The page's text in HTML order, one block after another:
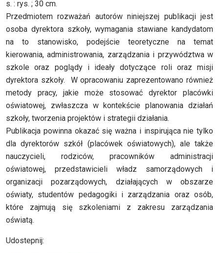
s. : rys. ; 30 cm.
Przedmiotem rozważań autorów niniejszej publikacji jest
osoba dyrektora szkoły, wymagania stawiane kandydatom
na to stanowisko, podejście teoretyczne na temat
kierowania, administrowania, zarządzania i przywództwa w
szkole oraz poglądy i ideały dotyczące roli oraz misji
dyrektora szkoły. W opracowaniu zaprezentowano również
metody pracy, jakie może stosować dyrektor placówki
oświatowej, zwłaszcza w kontekście planowania działań
szkoły, tworzenia projektów i strategii działania.
Publikacja powinna okazać się ważna i inspirująca nie tylko
dla dyrektorów szkół (placówek oświatowych), ale także
nauczycieli, rodziców, pracowników administracji
oświatowej, przedstawicieli władz samorządowych i
organizacji pozarządowych, działających w obszarze
oświaty, studentów pedagogiki i zarządzania oraz osób,
które zajmują się szkoleniami z zakresu zarządzania
oświatą.
Udostepnij: